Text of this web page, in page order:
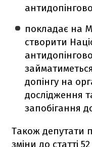
покладає на
створити
допінгу на
дослідження
запобігання
Також депутати
зміни до статті